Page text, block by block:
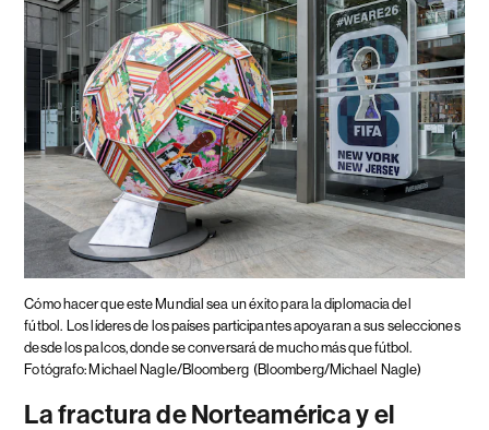
Cómo hacer que este Mundial sea un éxito para la diplomacia del
fútbol. Los líderes de los países participantes apoyaran a sus selecciones
desde los palcos, donde se conversará de mucho más que fútbol.
Fotógrafo: Michael Nagle/Bloomberg (Bloomberg/Michael Nagle)
La fractura de Norteamérica y el